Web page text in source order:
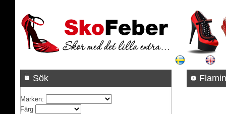
Sök
Märken:
Färg